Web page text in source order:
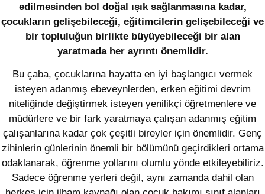
edilmesinden bol doğal ışık sağlanmasına kadar,
çocukların gelişebileceği, eğitimcilerin gelişebileceği ve
bir topluluğun birlikte büyüyebileceği bir alan
yaratmada her ayrıntı önemlidir.
Bu çaba, çocuklarına hayatta en iyi başlangıcı vermek
isteyen adanmış ebeveynlerden, erken eğitimi devrim
niteliğinde değiştirmek isteyen yenilikçi öğretmenlere ve
müdürlere ve bir fark yaratmaya çalışan adanmış eğitim
çalışanlarına kadar çok çeşitli bireyler için önemlidir. Genç
zihinlerin günlerinin önemli bir bölümünü geçirdikleri ortama
odaklanarak, öğrenme yollarını olumlu yönde etkileyebiliriz.
Sadece öğrenme yerleri değil, aynı zamanda dahil olan